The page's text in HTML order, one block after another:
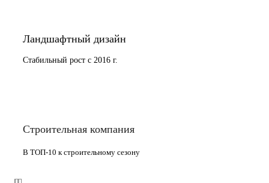
Ландшафтный дизайн
Стабильный рост с 2016 г.
Строительная компания
В ТОП-10 к строительному сезону